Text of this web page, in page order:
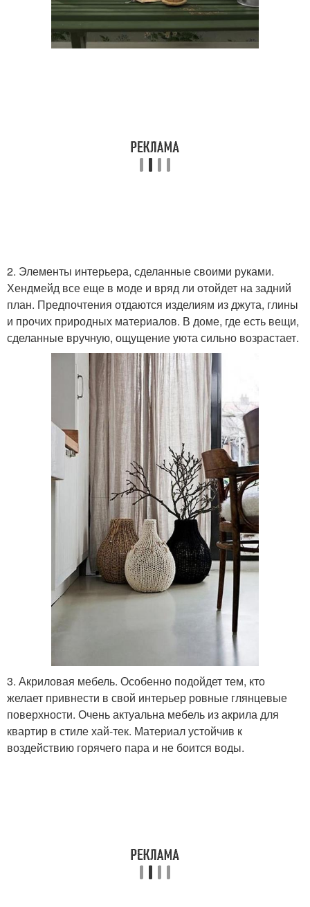
2. Элементы интерьера, сделанные своими руками.
Хендмейд все еще в моде и вряд ли отойдет на задний
план. Предпочтения отдаются изделиям из джута, глины
и прочих природных материалов. В доме, где есть вещи,
сделанные вручную, ощущение уюта сильно возрастает.
3. Акриловая мебель. Особенно подойдет тем, кто
желает привнести в свой интерьер ровные глянцевые
поверхности. Очень актуальна мебель из акрила для
квартир в стиле хай-тек. Материал устойчив к
воздействию горячего пара и не боится воды.